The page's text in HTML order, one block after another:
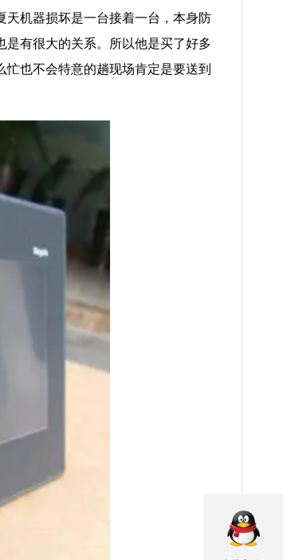
机器损坏是一台接着一台，本身防
有很大的关系。所以他是买了好多
也不会特意的趟现场肯定是要送到